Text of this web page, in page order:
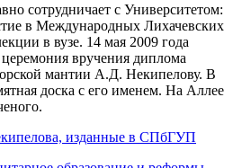
сотрудничает с Университетом:
в Международных Лихачевских
в вузе. 14 мая 2009 года
церемония вручения диплома
мантии А.Д. Некипелову. В
доска с его именем. На Аллее
изданные в СПбГУП